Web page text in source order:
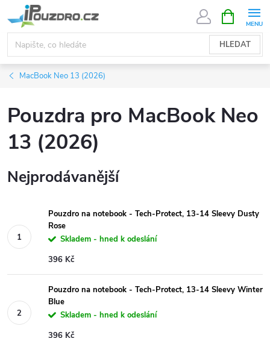
na
obsah
HLEDAT
NÁKUPNÍ
KOŠÍK
MacBook Neo 13 (2026)
Pouzdra pro MacBook Neo
13 (2026)
Nejprodávanější
Pouzdro na notebook - Tech-Protect, 13-14 Sleevy Dusty
Rose
Skladem - hned k odeslání
396 Kč
Pouzdro na notebook - Tech-Protect, 13-14 Sleevy Winter
Blue
Skladem - hned k odeslání
396 Kč